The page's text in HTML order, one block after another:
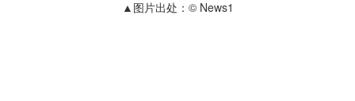
▲图片出处：© News1